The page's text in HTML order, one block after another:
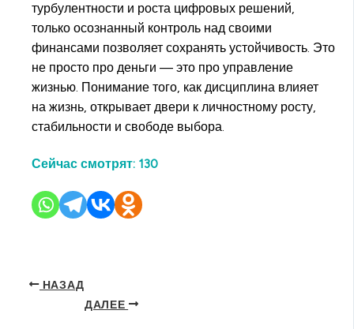
турбулентности и роста цифровых решений,
только осознанный контроль над своими
финансами позволяет сохранять устойчивость. Это
не просто про деньги — это про управление
жизнью. Понимание того, как дисциплина влияет
на жизнь, открывает двери к личностному росту,
стабильности и свободе выбора.
Сейчас смотрят: 130
НАЗАД
ДАЛЕЕ